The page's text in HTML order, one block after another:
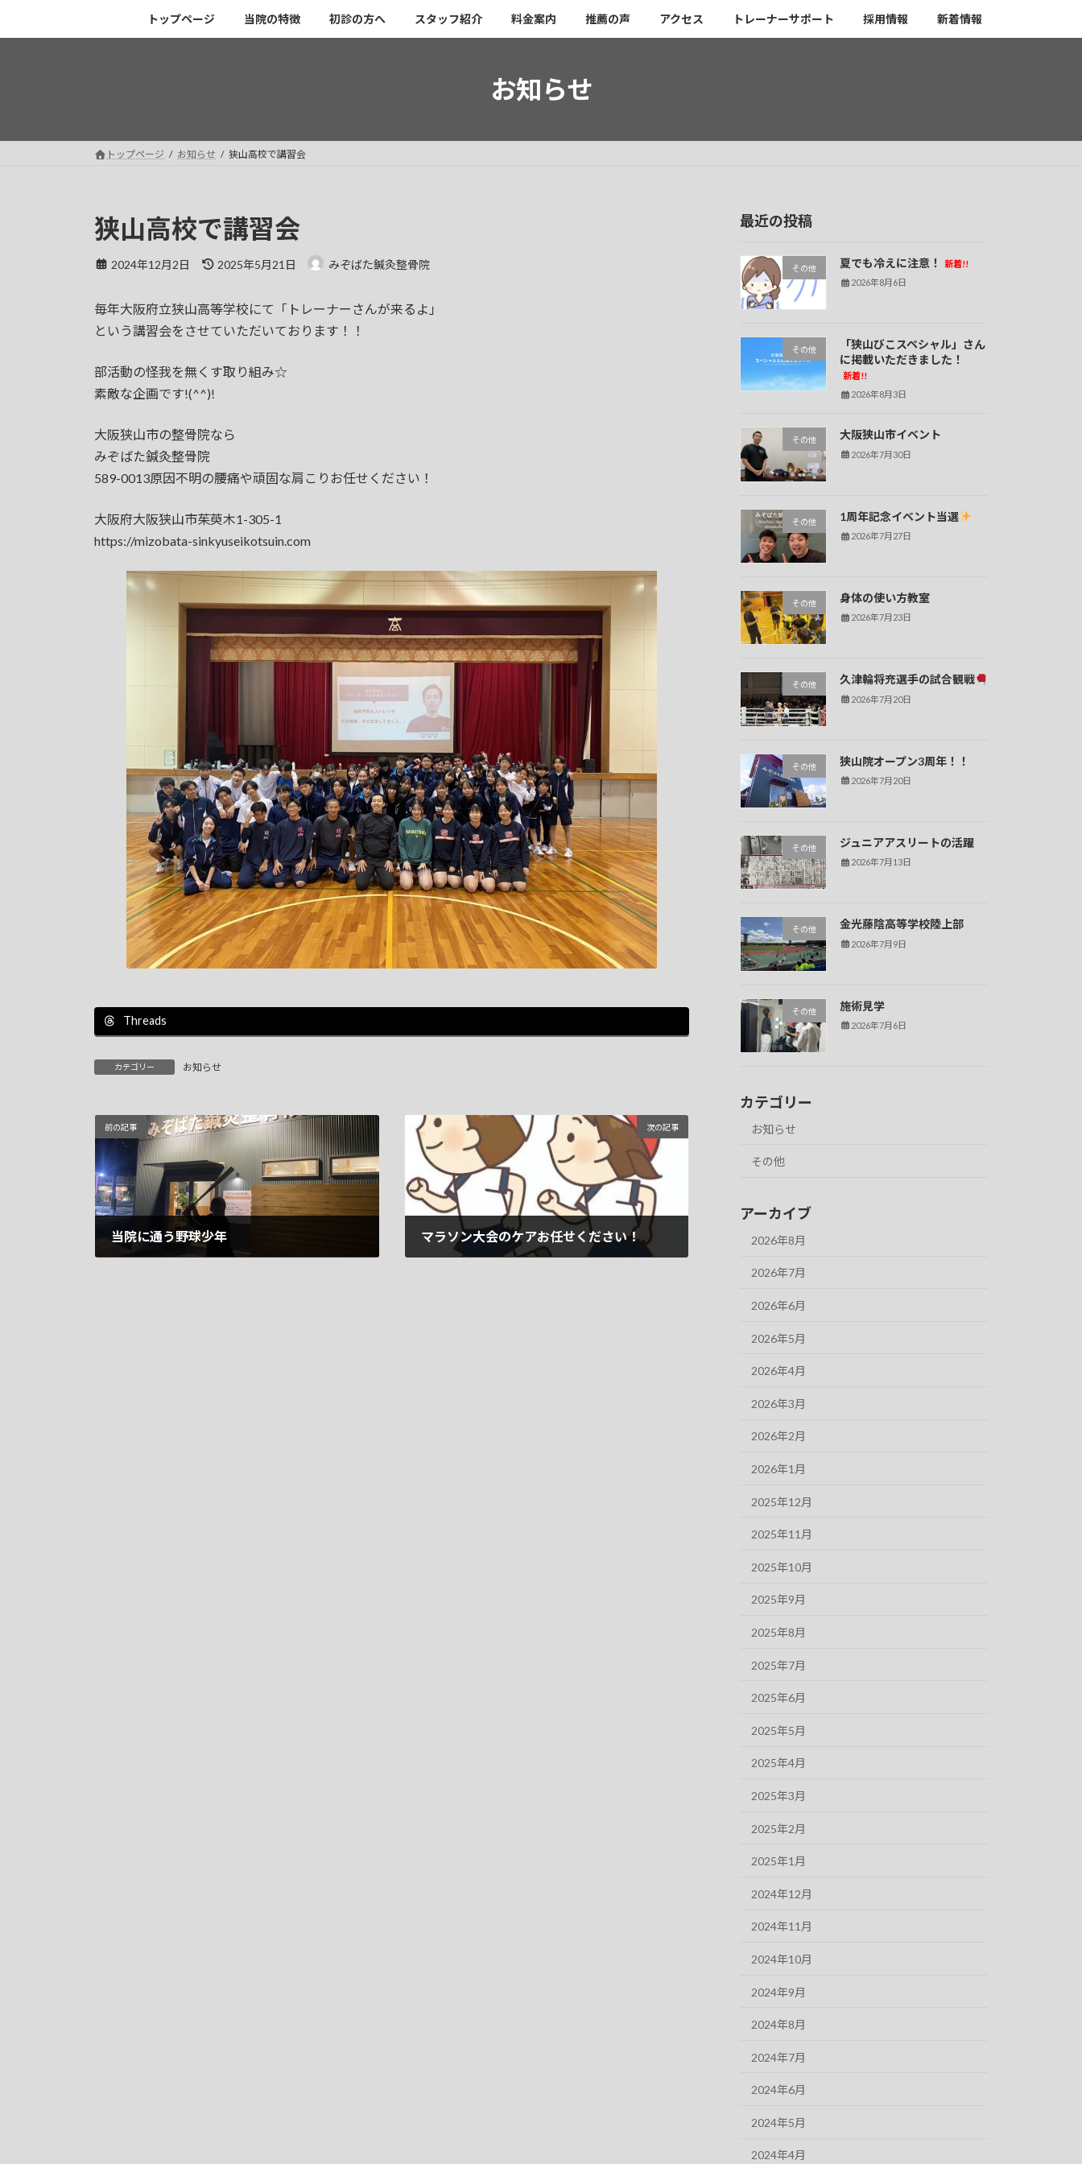
キ
に
トップページ 当院の特徴 初診の方へ スタッフ紹介 料金案内 推薦の声 アクセス トレーナーサポート 採用情報 新着情報
お知らせ
トップページ お知らせ 狭山高校で講習会
狭山高校で講習会
2024年12月2日
最
新
日
2025年5月21日 みぞばた鍼灸整骨院
毎年大阪府立狭山高等学校にて「トレーナーさんが来るよ」
という講習会をさせていただいております！！
部活動の怪我を無くす取り組み☆
素敵な企画です!(^^)!
大阪狭山市の整骨院なら
みぞばた鍼灸整骨院
589-0013原因不明の腰痛や頑固な肩こりお任せください！
大阪府大阪狭山市茱萸木1-305-1
https://mizobata-sinkyuseikotsuin.com
Threads
カテゴリー お知らせ
前の記事
当院に通う野球少年
次の記事
マラソン大会のケアお任せください！
最近の投稿
その他 夏でも冷えに注意！
新着!!
2026年8月6日
その他
「狭山びこスペシャル」さん
に掲載いただきました！
新着!!
2026年8月3日
その他 大阪狭山市イベント
2026年7月30日
その他 1周年記念イベント当選
2026年7月27日
その他 身体の使い方教室
2026年7月23日
その他 久津輪将充選手の試合観戦
2026年7月20日
その他 狭山院オープン3周年！！
2026年7月20日
その他 ジュニアアスリートの活躍
2026年7月13日
その他 金光藤陰高等学校陸上部
2026年7月9日
その他 施術見学
2026年7月6日
カテゴリー
お知らせ
その他
アーカイブ
2026年8月
2026年7月
2026年6月
2026年5月
2026年4月
2026年3月
2026年2月
2026年1月
2025年12月
2025年11月
2025年10月
2025年9月
2025年8月
2025年7月
2025年6月
2025年5月
2025年4月
2025年3月
2025年2月
2025年1月
2024年12月
2024年11月
2024年10月
2024年9月
2024年8月
2024年7月
2024年6月
2024年5月
2024年4月